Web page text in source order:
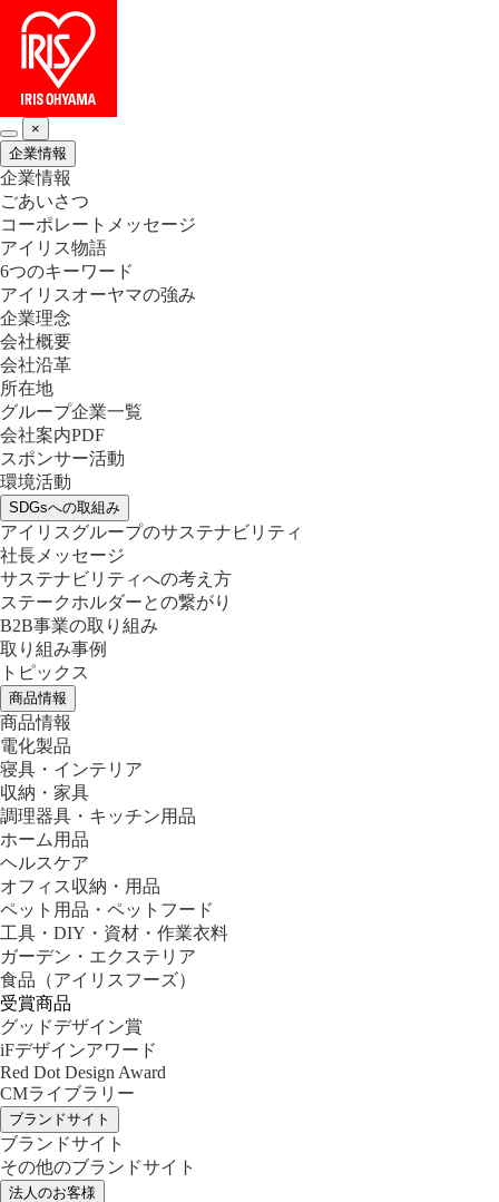
×
企業情報
企業情報
ごあいさつ
コーポレートメッセージ
アイリス物語
6つのキーワード
アイリスオーヤマの強み
企業理念
会社概要
会社沿革
所在地
グループ企業一覧
会社案内PDF
スポンサー活動
環境活動
SDGsへの取組み
アイリスグループのサステナビリティ
社長メッセージ
サステナビリティへの考え方
ステークホルダーとの繋がり
B2B事業の取り組み
取り組み事例
トピックス
商品情報
商品情報
電化製品
寝具・インテリア
収納・家具
調理器具・キッチン用品
ホーム用品
ヘルスケア
オフィス収納・用品
ペット用品・ペットフード
工具・DIY・資材・作業衣料
ガーデン・エクステリア
食品 （アイリスフーズ）
受賞商品
グッドデザイン賞
iFデザインアワード
Red Dot Design Award
CMライブラリー
ブランドサイト
ブランドサイト
その他のブランドサイト
法人のお客様